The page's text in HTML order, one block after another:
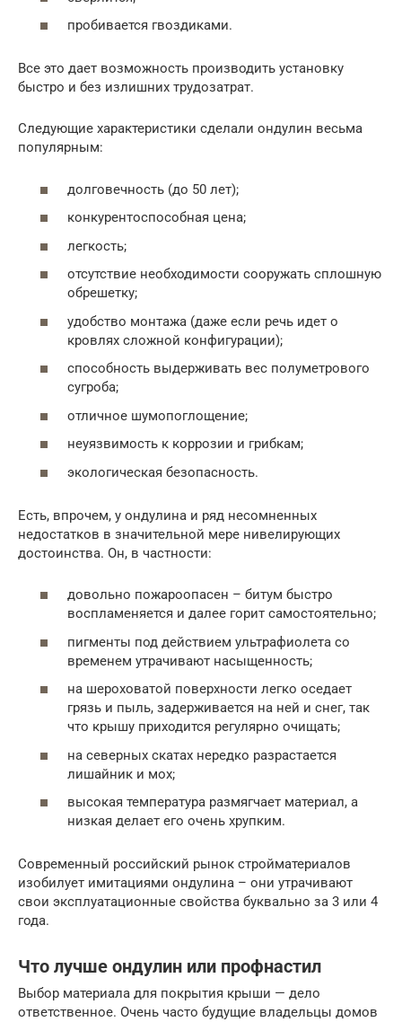
пробивается гвоздиками.
Все это дает возможность производить установку
быстро и без излишних трудозатрат.
Следующие характеристики сделали ондулин весьма
популярным:
долговечность (до 50 лет);
конкурентоспособная цена;
легкость;
отсутствие необходимости сооружать сплошную
обрешетку;
удобство монтажа (даже если речь идет о
кровлях сложной конфигурации);
способность выдерживать вес полуметрового
сугроба;
отличное шумопоглощение;
неуязвимость к коррозии и грибкам;
экологическая безопасность.
Есть, впрочем, у ондулина и ряд несомненных
недостатков в значительной мере нивелирующих
достоинства. Он, в частности:
довольно пожароопасен – битум быстро
воспламеняется и далее горит самостоятельно;
пигменты под действием ультрафиолета со
временем утрачивают насыщенность;
на шероховатой поверхности легко оседает
грязь и пыль, задерживается на ней и снег, так
что крышу приходится регулярно очищать;
на северных скатах нередко разрастается
лишайник и мох;
высокая температура размягчает материал, а
низкая делает его очень хрупким.
Современный российский рынок стройматериалов
изобилует имитациями ондулина – они утрачивают
свои эксплуатационные свойства буквально за 3 или 4
года.
Что лучше ондулин или профнастил
Выбор материала для покрытия крыши — дело
ответственное. Очень часто будущие владельцы домов